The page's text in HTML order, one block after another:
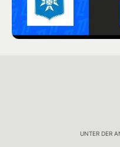
UNTER DER